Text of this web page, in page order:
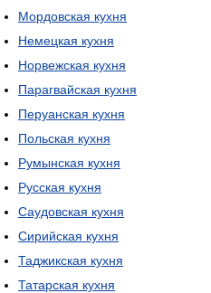
Мордовская кухня
Немецкая кухня
Норвежская кухня
Парагвайская кухня
Перуанская кухня
Польская кухня
Румынская кухня
Русская кухня
Саудовская кухня
Сирийская кухня
Таджикская кухня
Татарская кухня